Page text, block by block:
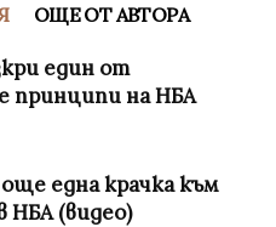
ОЩЕ ОТ АВТОРА
един от
принципи на НБА
една крачка към
(видео)